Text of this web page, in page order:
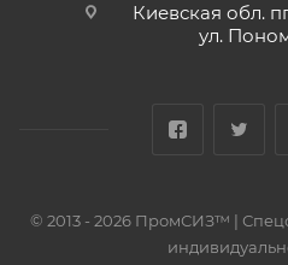
Киевская обл.
ул.
© 2013 - 2026 ПромСИЗ™ |